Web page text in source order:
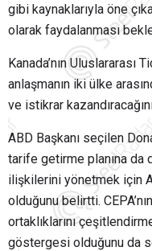
gibi kaynaklarıyla öne
olarak faydalanması
Kanada’nın Uluslararası
anlaşmanın iki ülke
ve istikrar
ABD Başkanı seçilen
tarife getirme planına da
ilişkilerini yönetmek için
olduğunu belirtti.
ortaklıklarını
göstergesi olduğunu da